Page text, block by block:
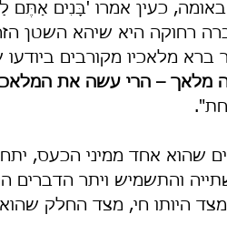
כעין אמרו 'בָּנִים אַתֶּם
רחוקה היא שיהא השטן
מלאכיו מקורבים ביודעו
מלאך – הרי עשה את
שהוא אחד ממיני הכעס,
והתשמיש ויתר הדברים
היותו חי, מצד החלק